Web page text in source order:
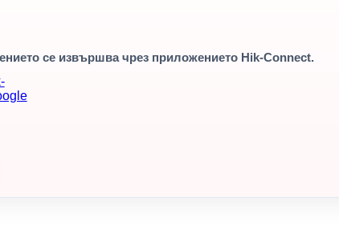
се извършва чрез приложението Hik-Connect.